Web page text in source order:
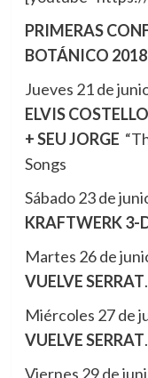
PRIMERAS
BOTÁNICO 2018
Jueves 21 de
ELVIS
+ SEU JORGE
Songs
Sábado 23 de
KRAFTWERK 3-
Martes 26 de
VUELVE SERRAT
Miércoles 27 de
VUELVE SERRAT
Viernes 29 de